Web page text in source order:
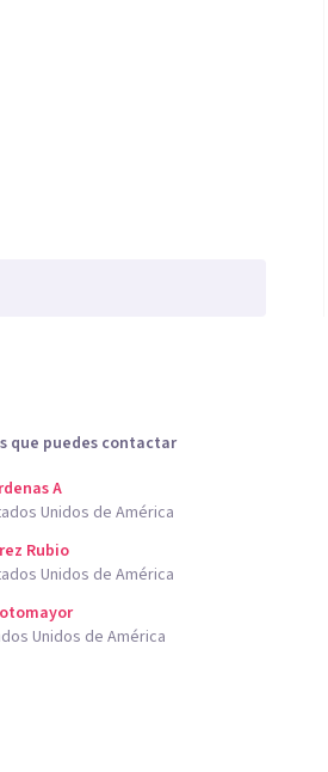
que puedes contactar
A
Unidos de América
Rubio
Unidos de América
Unidos de América